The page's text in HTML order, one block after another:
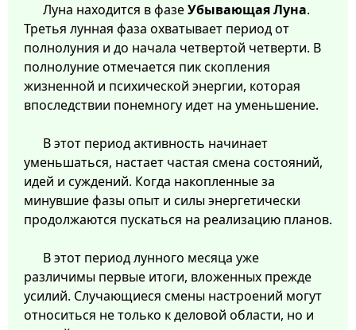
Луна находится в фазеУбывающая Луна.
Третья лунная фаза охватывает период от
полнолуния и до начала четвертой четверти. В
полнолуние отмечается пик скопления
жизненной и психической энергии, которая
впоследствии понемногу идет на уменьшение.
В этот период активность начинает
уменьшаться, настает частая смена состояний,
идей и суждений. Когда накопленные за
минувшие фазы опыт и силы энергетически
продолжаются пускаться на реализацию планов.
В этот период лунного месяца уже
различимы первые итоги, вложенных прежде
усилий. Случающиеся смены настроений могут
относиться не только к деловой области, но и